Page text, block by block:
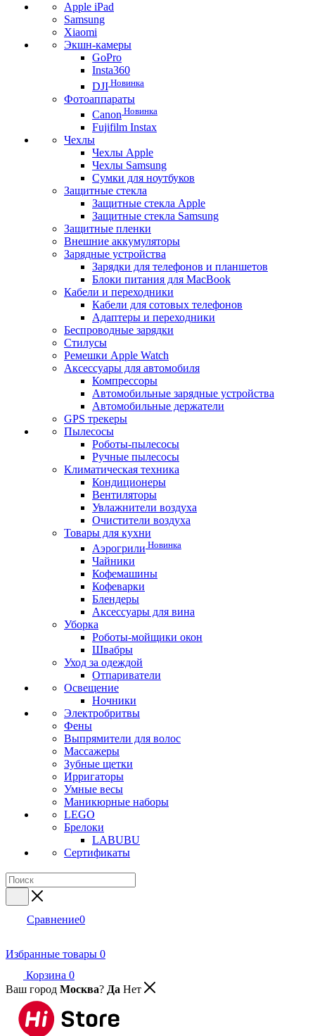
Apple iPad
Samsung
Xiaomi
Экшн-камеры
GoPro
Insta360
DJI Новинка
Фотоаппараты
Canon Новинка
Fujifilm Instax
Чехлы
Чехлы Apple
Чехлы Samsung
Сумки для ноутбуков
Защитные стекла
Защитные стекла Apple
Защитные стекла Samsung
Защитные пленки
Внешние аккумуляторы
Зарядные устройства
Зарядки для телефонов и планшетов
Блоки питания для MacBook
Кабели и переходники
Кабели для сотовых телефонов
Адаптеры и переходники
Беспроводные зарядки
Стилусы
Ремешки Apple Watch
Аксессуары для автомобиля
Компрессоры
Автомобильные зарядные устройства
Автомобильные держатели
GPS трекеры
Пылесосы
Роботы-пылесосы
Ручные пылесосы
Климатическая техника
Кондиционеры
Вентиляторы
Увлажнители воздуха
Очистители воздуха
Товары для кухни
Аэрогрили Новинка
Чайники
Кофемашины
Кофеварки
Блендеры
Аксессуары для вина
Уборка
Роботы-мойщики окон
Швабры
Уход за одеждой
Отпариватели
Освещение
Ночники
Электробритвы
Фены
Выпрямители для волос
Массажеры
Зубные щетки
Ирригаторы
Умные весы
Маникюрные наборы
LEGO
Брелоки
LABUBU
Сертификаты
Сравнение0
Избранные товары 0
Корзина 0
Ваш город Москва? Да Нет